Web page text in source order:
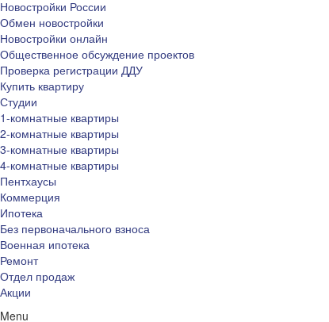
Новостройки России
Обмен новостройки
Новостройки онлайн
Общественное обсуждение проектов
Проверка регистрации ДДУ
Купить квартиру
Студии
1-комнатные квартиры
2-комнатные квартиры
3-комнатные квартиры
4-комнатные квартиры
Пентхаусы
Коммерция
Ипотека
Без первоначального взноса
Военная ипотека
Ремонт
Отдел продаж
Акции
Menu